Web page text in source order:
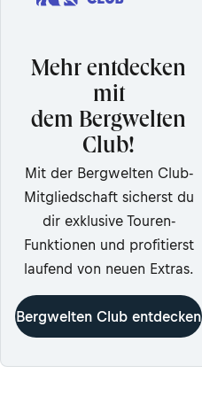
Mehr entdecken
mit
dem Bergwelten
Club!
Mit der Bergwelten Club-
Mitgliedschaft sicherst du
dir exklusive Touren-
Funktionen und profitierst
laufend von neuen Extras.
Bergwelten Club entdecken